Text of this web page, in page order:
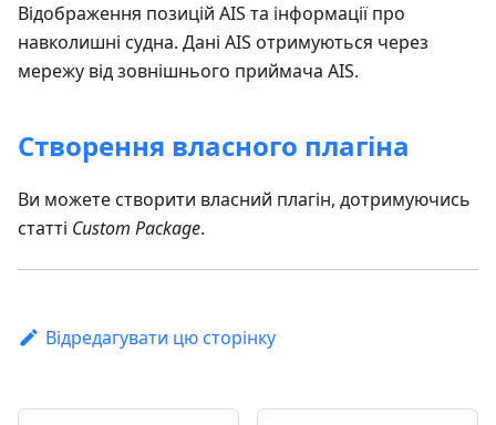
Відображення позицій AIS та інформації про
навколишні судна. Дані AIS отримуються через
мережу від зовнішнього приймача AIS.
Створення власного плагіна
Ви можете створити власний плагін, дотримуючись
статті Custom Package.
Відредагувати цю сторінку